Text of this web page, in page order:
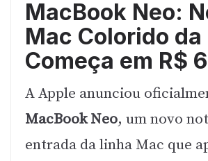
MacBook Neo:
Mac Colorido
Começa em R$
A Apple anunciou
MacBook Neo, um novo
entrada da linha Mac que